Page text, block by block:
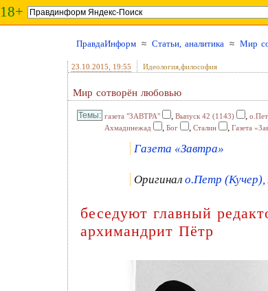
18+
ПравдаИнформ ≈ Статьи, аналитика ≈ Мир
23.10.2015 , 19:55 Идеология,философия
Мир сотворён любовью
газета "ЗАВТРА" , Выпуск 42 (1143) ,
Ахмадинежад , Бог , Сталин , Газета
Газета «Завтра»
Оригинал о.Петр (Кучер),
беседуют главный
архимандрит Пётр